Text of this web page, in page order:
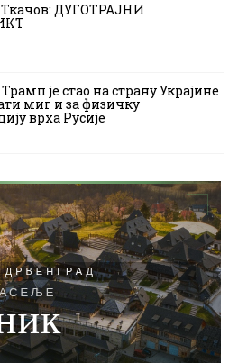
Ткачов: ДУГОТРАЈНИ
је стао на страну Украјине
миг и за физичку
врха Русије